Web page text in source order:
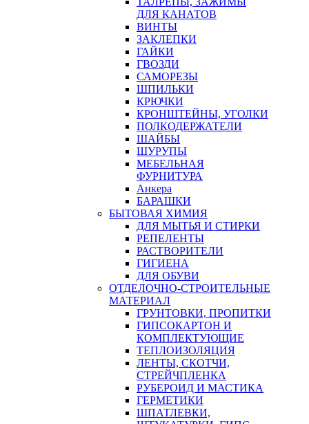
ДЛЯ КАНАТОВ
ВИНТЫ
ЗАКЛЕПКИ
ГАЙКИ
ГВОЗДИ
САМОРЕЗЫ
ШПИЛЬКИ
КРЮЧКИ
КРОНШТЕЙНЫ, УГОЛКИ
ПОЛКОДЕРЖАТЕЛИ
ШАЙБЫ
ШУРУПЫ
МЕБЕЛЬНАЯ
ФУРНИТУРА
Анкера
БАРАШКИ
БЫТОВАЯ ХИМИЯ
ДЛЯ МЫТЬЯ И СТИРКИ
РЕПЕЛЕНТЫ
РАСТВОРИТЕЛИ
ГИГИЕНА
ДЛЯ ОБУВИ
ОТДЕЛОЧНО-СТРОИТЕЛЬНЫЕ
МАТЕРИАЛ
ГРУНТОВКИ, ПРОПИТКИ
ГИПСОКАРТОН И
КОМПЛЕКТУЮЩИЕ
ТЕПЛОИЗОЛЯЦИЯ
ЛЕНТЫ, СКОТЧИ,
СТРЕЙЧПЛЕНКА
РУБЕРОИД И МАСТИКА
ГЕРМЕТИКИ
ШПАТЛЕВКИ,